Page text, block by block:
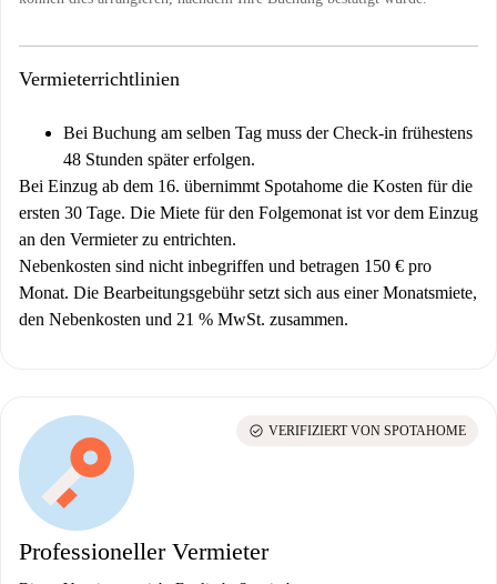
Vermieterrichtlinien
Bei Buchung am selben Tag muss der Check-in frühestens
48 Stunden später erfolgen.
Bei Einzug ab dem 16. übernimmt Spotahome die Kosten für die
ersten 30 Tage. Die Miete für den Folgemonat ist vor dem Einzug
an den Vermieter zu entrichten.
Nebenkosten sind nicht inbegriffen und betragen 150 € pro
Monat. Die Bearbeitungsgebühr setzt sich aus einer Monatsmiete,
den Nebenkosten und 21 % MwSt. zusammen.
Professioneller Vermieter
check_circle VERIFIZIERT VON SPOTAHOME